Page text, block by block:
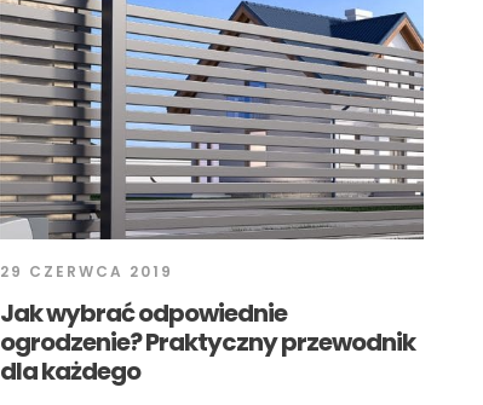
29 CZERWCA 2019
Jak wybrać odpowiednie
ogrodzenie? Praktyczny przewodnik
dla każdego